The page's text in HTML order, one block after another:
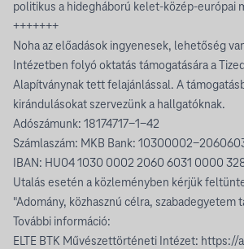
politikus a hidegháború kelet-közép-európai
+++++++
Noha az előadások ingyenesek, lehetőség
Intézetben folyó oktatás támogatására a
Alapítványnak tett felajánlással. A
kirándulásokat szervezünk a hallgatóknak.
Adószámunk: 18174717-1-42
Számlaszám: MKB Bank: 10300002-
IBAN: HU04 1030 0002 2060 6031 0000
Utalás esetén a közleményben kérjük
"Adomány, közhasznú célra, szabadegyetem
További információ:
ELTE BTK Művészettörténeti Intézet: